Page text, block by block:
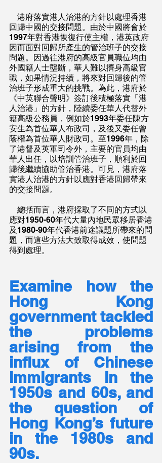
回歸中國的交接問題。由於中國將會於
1997年對香港恢復行使主權，港英政府
因而面對回歸所產生的管治班子的交接
問題。因過往港府的高級官員職位均由
外國籍人士壟斷，華人難以擠身高級官
職，如果情況持續，將來對回歸後的管
治班子形成重大的挑戰。為此，港府於
《中英聯合聲明》簽訂後積極落實「港
人治港」的方針，陸續委任華人代替外
籍高級公務員，例如於1993年委任陳方
安生為首位華人布政司，及後又委任曾
蔭權為首位華人財政司。至1996年，除
了港督及英軍司令外，主要的官員均由
華人出任，以培訓管治班子，順利於回
歸後繼續協助管治香港。可見，港府落
實港人治港的方針以應對香港回歸帶來
的交接問題。
應對1950-60年代大量內地民眾移居香港
及1980-90年代香港前途議題所帶來的問
題，而這些方法大致取得成效，使問題
得到處理。
Examine how the
Hong Kong
government tackled
the problems
arising from the
influx of Chinese
immigrants in the
1950s and 60s, and
the question of
Hong Kong’s future
in the 1980s and
90s.